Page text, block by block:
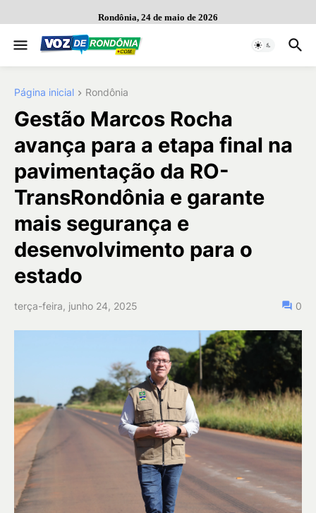
Rondônia, 24 de maio de 2026
Página inicial Rondônia
Gestão Marcos Rocha
avança para a etapa final na
pavimentação da RO-
TransRondônia e garante
mais segurança e
desenvolvimento para o
estado
terça-feira, junho 24, 2025 0